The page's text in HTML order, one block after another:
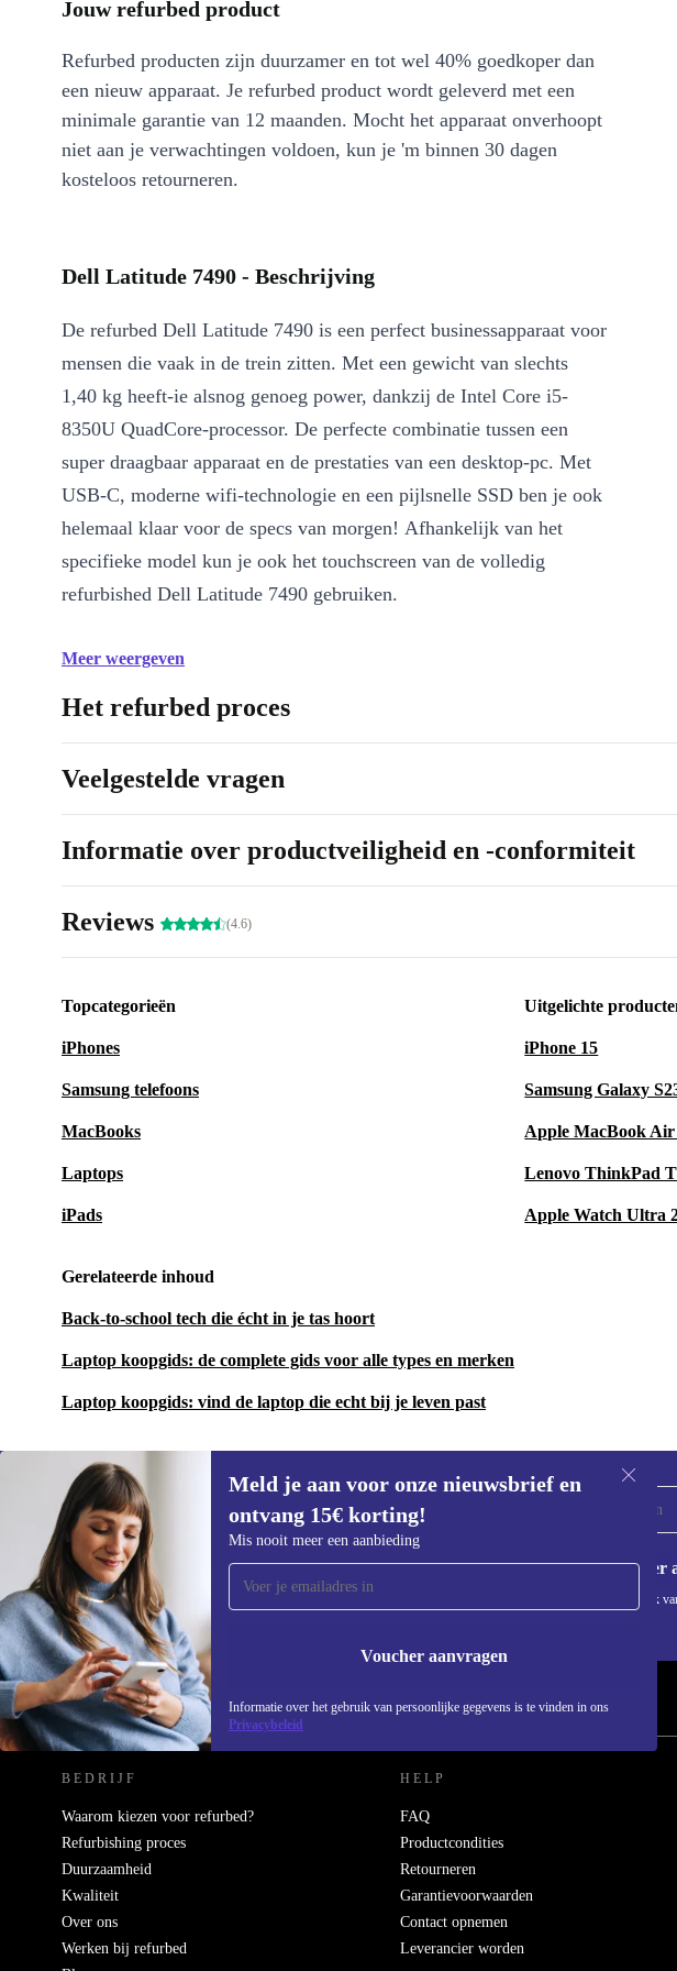
Jouw refurbed product
Refurbed producten zijn duurzamer en tot wel 40% goedkoper dan
een nieuw apparaat. Je refurbed product wordt geleverd met een
minimale garantie van 12 maanden. Mocht het apparaat onverhoopt
niet aan je verwachtingen voldoen, kun je 'm binnen 30 dagen
kosteloos retourneren.
Dell Latitude 7490 - Beschrijving
De refurbed Dell Latitude 7490 is een perfect businessapparaat voor
mensen die vaak in de trein zitten. Met een gewicht van slechts
1,40 kg heeft-ie alsnog genoeg power, dankzij de Intel Core i5-
8350U QuadCore-processor. De perfecte combinatie tussen een
super draagbaar apparaat en de prestaties van een desktop-pc. Met
USB-C, moderne wifi-technologie en een pijlsnelle SSD ben je ook
helemaal klaar voor de specs van morgen! Afhankelijk van het
specifieke model kun je ook het touchscreen van de volledig
refurbished Dell Latitude 7490 gebruiken.
Meer weergeven
Het refurbed proces
Veelgestelde vragen
Informatie over productveiligheid en -conformiteit
Reviews (4.6)
Topcategorieën
iPhones
Samsung telefoons
MacBooks
Laptops
iPads
Uitgelichte
iPhone 15
Samsung Galaxy
Apple MacBook Air
Lenovo ThinkPad
Apple Watch Ultra
Gerelateerde inhoud
Back-to-school tech die écht in je tas hoort
Laptop koopgids: de complete gids voor alle types en merken
Laptop koopgids: vind de laptop die echt bij je leven past
Meld je aan voor onze nieuwsbrief en
ontvang 15€ korting!
Mis nooit meer een aanbieding
Voucher aanvragen
Informatie over het gebruik van persoonlijke gegevens is te vinden in ons
Privacybeleid
Meld je aan voor onze nieuwsbrief en
ontvang €15 korting!
Mis nooit meer een aanbieding.
Voucher
Informatie over het gebruik
REFURBED NEDERLAND - RETHINK NEW.
BEDRIJF
Waarom kiezen voor refurbed?
Refurbishing proces
Duurzaamheid
Kwaliteit
Over ons
Werken bij refurbed
HELP
FAQ
Productcondities
Retourneren
Garantievoorwaarden
Contact opnemen
Leverancier worden